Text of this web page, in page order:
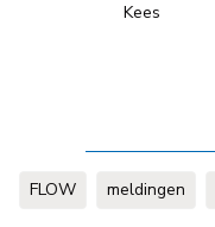
Kees
FLOW meldingen